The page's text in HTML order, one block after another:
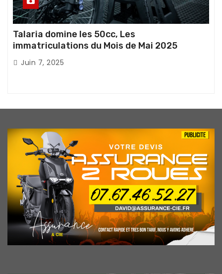
Talaria domine les 50cc, Les
immatriculations du Mois de Mai 2025
Juin 7, 2025